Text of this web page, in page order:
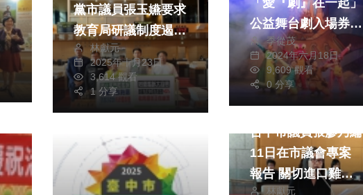
黨市議員張玉嬿要求
教育局研議制度遏止
低門檻濫訴，守護好
老師，讓他們好好教
書 中市教育局：若
明顯未達解聘、不續
聘或終局停聘 學校
應不予受理
林獻元
2025年十月23日
3,614 觀看
1 分享
公益舞台劇入場券盼
善士認助
季從茂
2024年六月18日
9,609 觀看
0 分享
政治 健康及醫療
台中市議員張廖乃綸
11日在市議會專案
報告 關切進口雞蛋
林獻元